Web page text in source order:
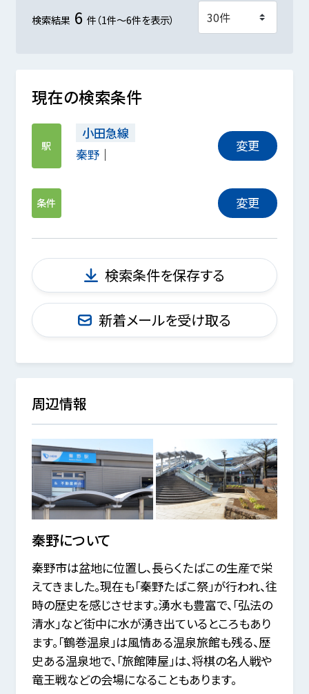
検索結果 6 件（1件～6件を表示）
現在の検索条件
駅
小田急線
秦野
変更
条件 変更
検索条件を保存する
新着メールを受け取る
周辺情報
秦野について
秦野市は盆地に位置し、長らくたばこの生産で栄
えてきました。現在も「秦野たばこ祭」が行われ、往
時の歴史を感じさせます。湧水も豊富で、「弘法の
清水」など街中に水が湧き出ているところもあり
ます。「鶴巻温泉」は風情ある温泉旅館も残る、歴
史ある温泉地で、「旅館陣屋」は、将棋の名人戦や
竜王戦などの会場になることもあります。